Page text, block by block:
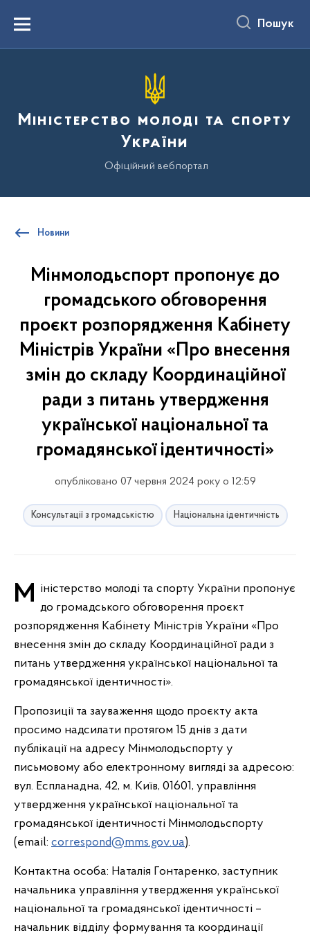
вмістуMenu Пошук
Міністерство молоді та спорту
України
Офіційний вебпортал
Новини
Мінмолодьспорт пропонує до
громадського обговорення
проєкт розпорядження Кабінету
Міністрів України «Про внесення
змін до складу Координаційної
ради з питань утвердження
української національної та
громадянської ідентичності»
опубліковано 07 червня 2024 року о 12:59
Консультації з громадськістю Національна ідентичність
Міністерство молоді та спорту України пропонує до громадського обговорення проєкт
розпорядження Кабінету Міністрів України «Про
внесення змін до складу Координаційної ради з
питань утвердження української національної та
громадянської ідентичності».
Пропозиції та зауваження щодо проєкту акта
просимо надсилати протягом 15 днів з дати
публікації на адресу Мінмолодьспорту у
письмовому або електронному вигляді за адресою:
вул. Еспланадна, 42, м. Київ, 01601, управління
утвердження української національної та
громадянської ідентичності Мінмолодьспорту
(еmail: correspond@mms.gov.ua).
Контактна особа: Наталія Гонтаренко, заступник
начальника управління утвердження української
національної та громадянської ідентичності –
начальник відділу формування та координації